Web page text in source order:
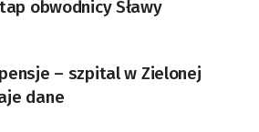
obwodnicy Sławy
– szpital w Zielonej
dane